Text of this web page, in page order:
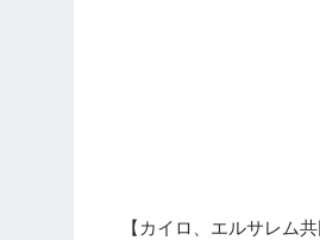
【カイロ、エルサレム